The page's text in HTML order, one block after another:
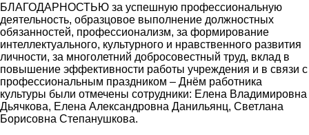
БЛАГОДАРНОСТЬЮ за успешную профессиональную
деятельность, образцовое выполнение должностных
обязанностей, профессионализм, за формирование
интеллектуального, культурного и нравственного развития
личности, за многолетний добросовестный труд, вклад в
повышение эффективности работы учреждения и в связи с
профессиональным праздником – Днём работника
культуры были отмечены сотрудники: Елена Владимировна
Дьячкова, Елена Александровна Данильянц, Светлана
Борисовна Степанушкова.